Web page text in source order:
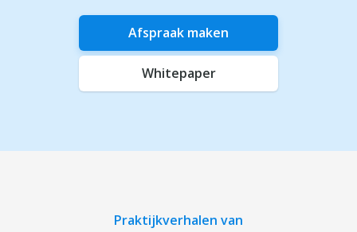
Afspraak maken
Whitepaper
Praktijkverhalen van